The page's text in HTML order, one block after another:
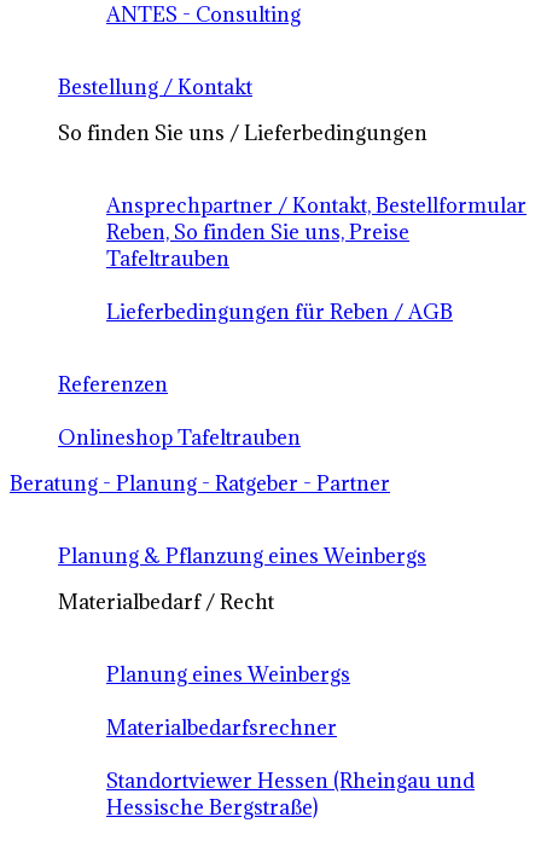
ANTES - Consulting
Bestellung / Kontakt
So finden Sie uns / Lieferbedingungen
Ansprechpartner / Kontakt, Bestellformular
Reben, So finden Sie uns, Preise
Tafeltrauben
Lieferbedingungen für Reben / AGB
Referenzen
Onlineshop Tafeltrauben
Beratung - Planung - Ratgeber - Partner
Planung & Pflanzung eines Weinbergs
Materialbedarf / Recht
Planung eines Weinbergs
Materialbedarfsrechner
Standortviewer Hessen (Rheingau und
Hessische Bergstraße)